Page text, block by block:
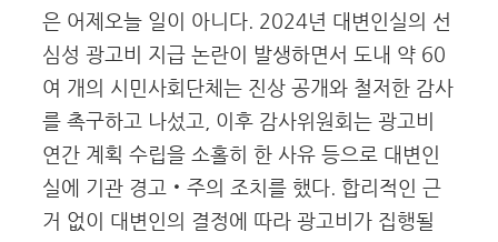
은 어제오늘 일이 아니다. 2024년 대변인실의 선
심성 광고비 지급 논란이 발생하면서 도내 약 60
여 개의 시민사회단체는 진상 공개와 철저한 감사
를 촉구하고 나섰고, 이후 감사위원회는 광고비
연간 계획 수립을 소홀히 한 사유 등으로 대변인
실에 기관 경고‧주의 조치를 했다. 합리적인 근
거 없이 대변인의 결정에 따라 광고비가 집행될